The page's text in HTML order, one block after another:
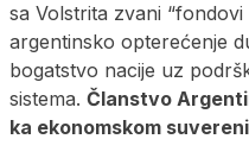
sa Volstrita zvani “fondovi
argentinsko opterećenje
bogatstvo nacije uz
sistema. Članstvo
ka ekonomskom